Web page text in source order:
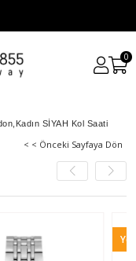
0
SİYAH Kol Saati
< < Önceki Sayfaya Dön